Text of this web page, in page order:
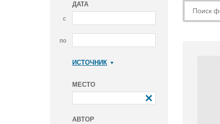
ДАТА
с
по
ИСТОЧНИК
МЕСТО
АВТОР